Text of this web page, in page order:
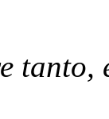
tanto,